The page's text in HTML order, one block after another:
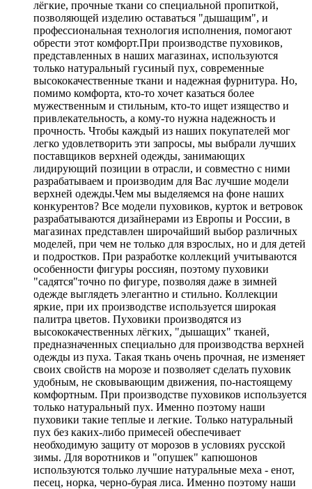
лёгкие, прочные ткани со специальной пропиткой,
позволяющей изделию оставаться "дышащим", и
профессиональная технология исполнения, помогают
обрести этот комфорт.При производстве пуховиков,
представленных в наших магазинах, используются
только натуральный гусиный пух, современные
высококачественные ткани и надежная фурнитура. Но,
помимо комфорта, кто-то хочет казаться более
мужественным и стильным, кто-то ищет изящество и
привлекательность, а кому-то нужна надежность и
прочность. Чтобы каждый из наших покупателей мог
легко удовлетворить эти запросы, мы выбрали лучших
поставщиков верхней одежды, занимающих
лидирующий позиции в отрасли, и совместно с ними
разрабатываем и производим для Вас лучшие модели
верхней одежды.Чем мы выделяемся на фоне наших
конкурентов? Все модели пуховиков, курток и ветровок
разрабатываются дизайнерами из Европы и России, в
магазинах представлен широчайший выбор различных
моделей, при чем не только для взрослых, но и для детей
и подростков. При разработке коллекций учитываются
особенности фигуры россиян, поэтому пуховики
"садятся"точно по фигуре, позволяя даже в зимней
одежде выглядеть элегантно и стильно. Коллекции
яркие, при их производстве используется широкая
палитра цветов. Пуховики производятся из
высококачественных лёгких, "дышащих" тканей,
предназначенных специально для производства верхней
одежды из пуха. Такая ткань очень прочная, не изменяет
своих свойств на морозе и позволяет сделать пуховик
удобным, не сковывающим движения, по-настоящему
комфортным. При производстве пуховиков используется
только натуральный пух. Именно поэтому наши
пуховики такие теплые и легкие. Только натуральный
пух без каких-либо примесей обеспечивает
необходимую защиту от морозов в условиях русской
зимы. Для воротников и "опушек" капюшонов
используются только лучшие натуральные меха - енот,
песец, норка, черно-бурая лиса. Именно поэтому наши